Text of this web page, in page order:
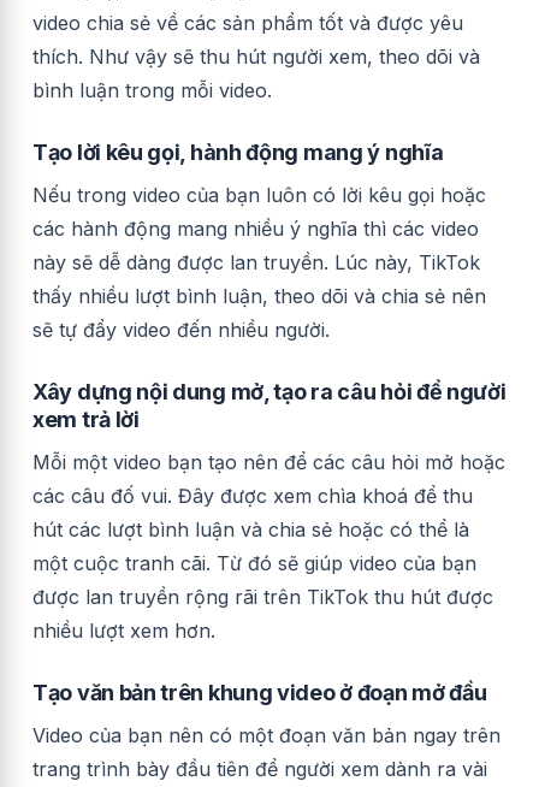
video chia sẻ về các sản phẩm tốt và được yêu
thích. Như vậy sẽ thu hút người xem, theo dõi và
bình luận trong mỗi video.
Tạo lời kêu gọi, hành động mang ý nghĩa
Nếu trong video của bạn luôn có lời kêu gọi hoặc
các hành động mang nhiều ý nghĩa thì các video
này sẽ dễ dàng được lan truyền. Lúc này, TikTok
thấy nhiều lượt bình luận, theo dõi và chia sẻ nên
sẽ tự đẩy video đến nhiều người.
Xây dựng nội dung mở, tạo ra câu hỏi để người
xem trả lời
Mỗi một video bạn tạo nên để các câu hỏi mở hoặc
các câu đố vui. Đây được xem chìa khoá để thu
hút các lượt bình luận và chia sẻ hoặc có thể là
một cuộc tranh cãi. Từ đó sẽ giúp video của bạn
được lan truyền rộng rãi trên TikTok thu hút được
nhiều lượt xem hơn.
Tạo văn bản trên khung video ở đoạn mở đầu
Video của bạn nên có một đoạn văn bản ngay trên
trang trình bày đầu tiên để người xem dành ra vài